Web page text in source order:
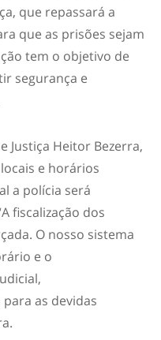
que repassará a
que as prisões sejam
tem o objetivo de
segurança e
Justiça Heitor Bezerra,
e horários
a polícia será
fiscalização dos
O nosso sistema
e o
as devidas